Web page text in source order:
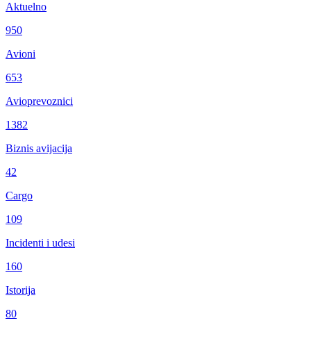
Aktuelno
950
Avioni
653
Avioprevoznici
1382
Biznis avijacija
42
Cargo
109
Incidenti i udesi
160
Istorija
80